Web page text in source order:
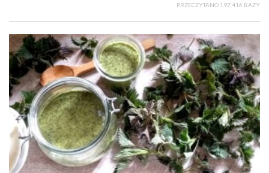
PRZECZYTANO 197 416 RAZY